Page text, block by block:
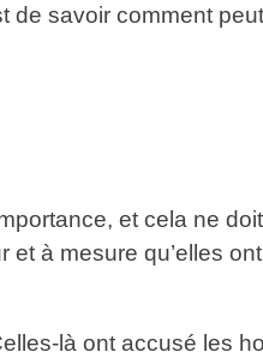
savoir comment
et cela ne
à mesure qu’elles
là ont accusé les